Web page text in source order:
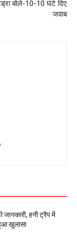
बोले-10-10 घंटे दिए
जवाब
जानकारी, हनी ट्रैप में
खुलासा